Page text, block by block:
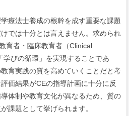
療法士養成の根幹を成す重要な課題
では十分とは言えません。求められ
育者・臨床教育者（Clinical
びの循環」を実現することであ
育実践の質を高めていくことだと考
価結果がCEの指導計画に十分に反
体制や教育文化が異なるため、質の
課題として挙げられます。